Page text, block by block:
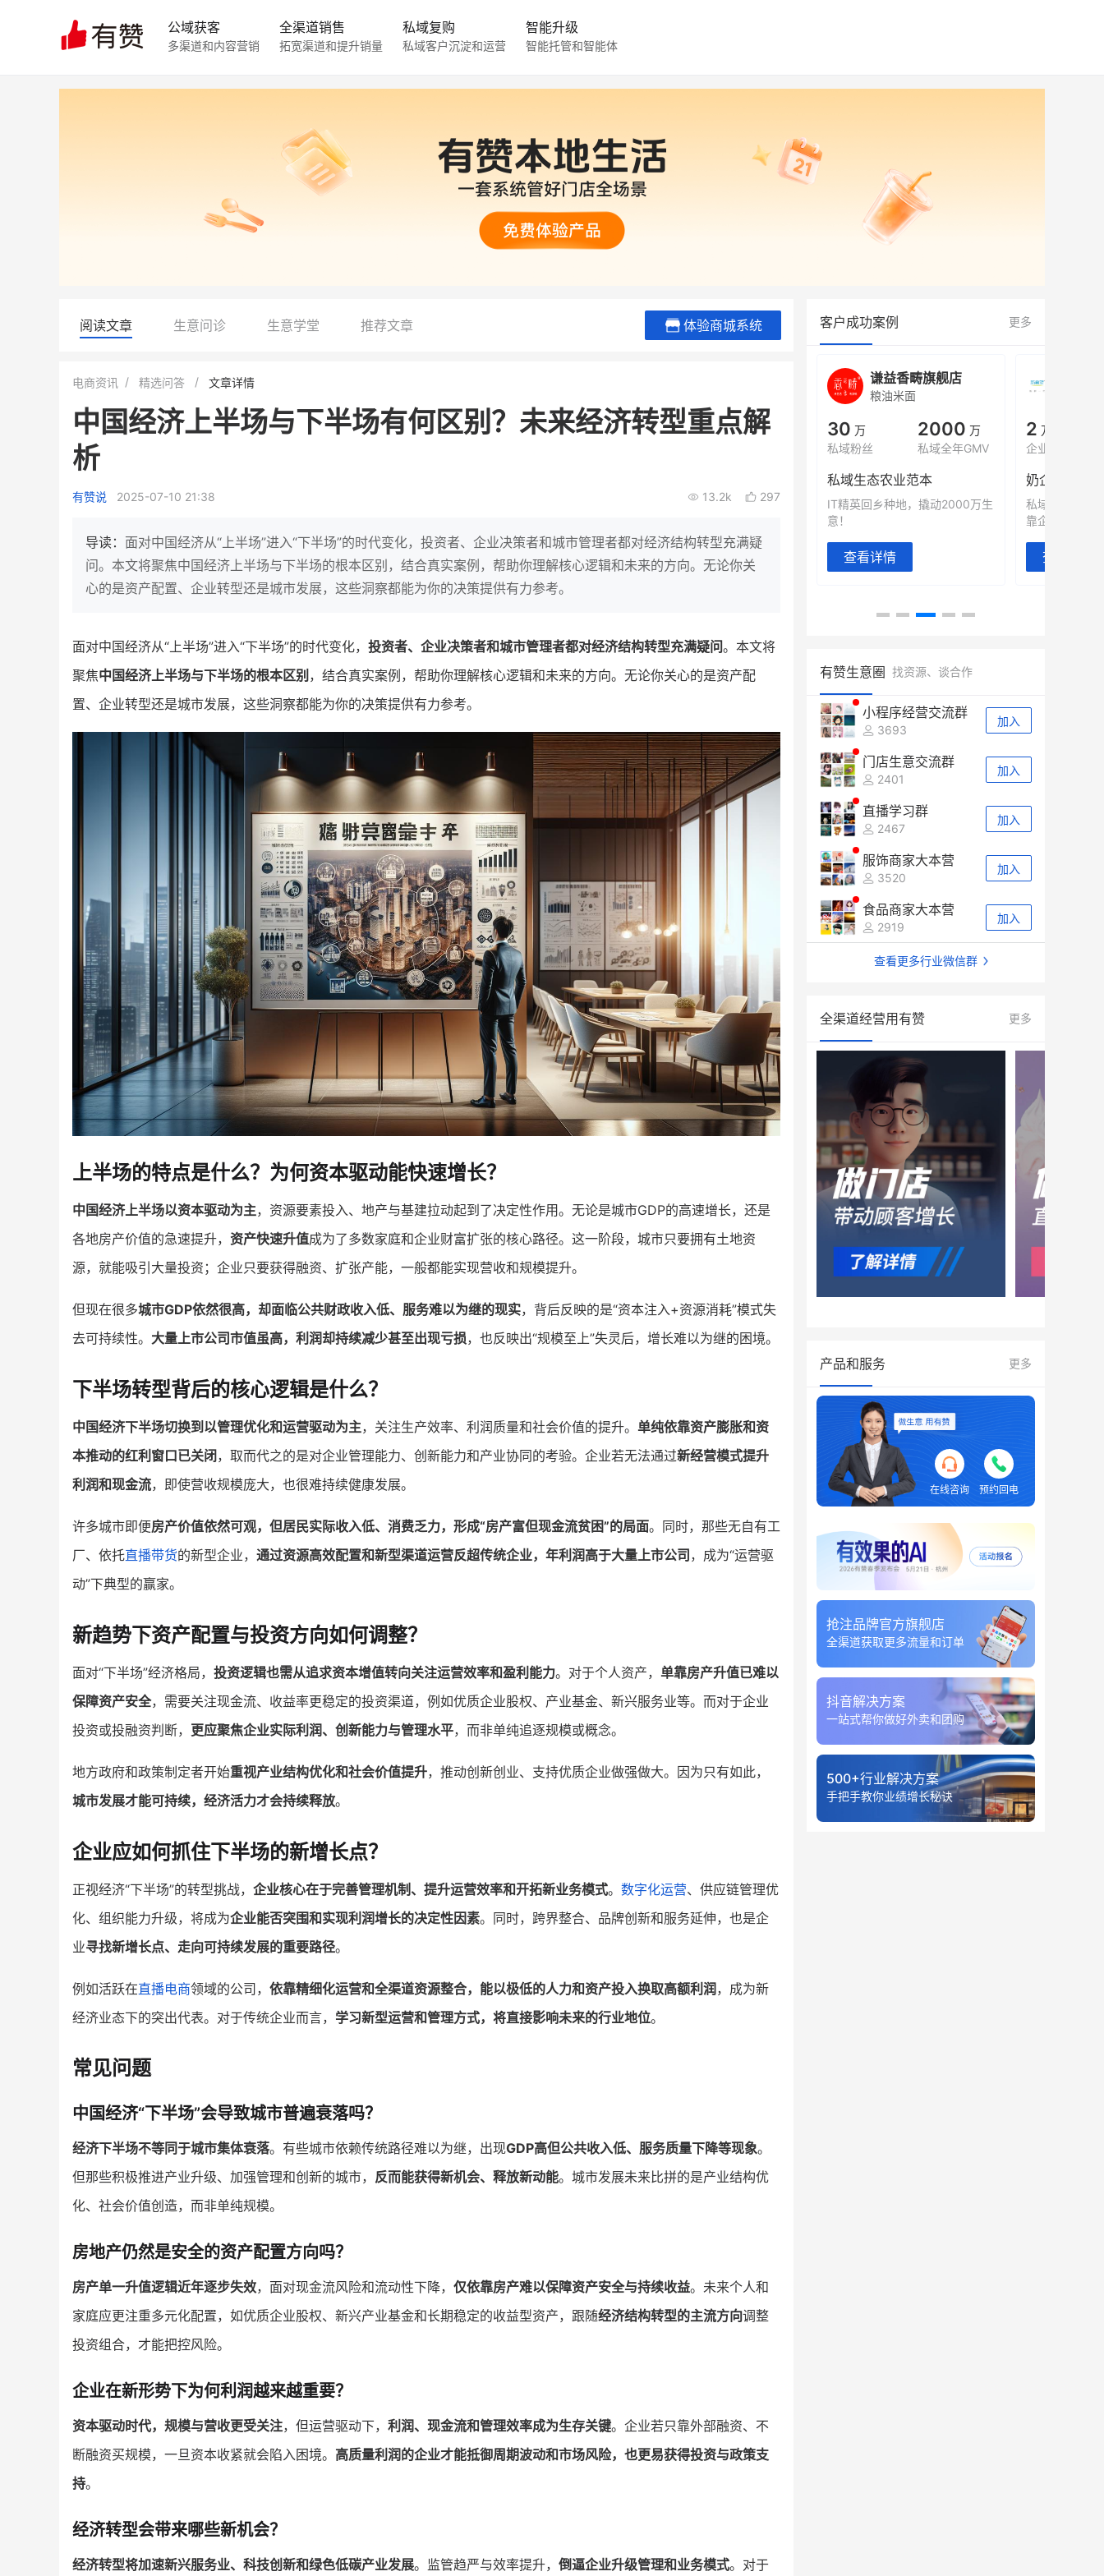
公域获客
多渠道和内容营销
全渠道销售
拓宽渠道和提升销量
私域复购
私域客户沉淀和运营
智能升级
智能托管和智能体
阅读文章 生意问诊 生意学堂 推荐文章 体验商城系统
电商资讯 精选问答 文章详情
中国经济上半场与下半场有何区别？未来经济转型重点解
析
有赞说 2025-07-10 21:38 13.2k 297
导读： 面对中国经济从“上半场”进入“下半场”的时代变化，投资者、企业决策者和城市管理者都对经济结构转型充满疑
问。本文将聚焦中国经济上半场与下半场的根本区别，结合真实案例，帮助你理解核心逻辑和未来的方向。无论你关
心的是资产配置、企业转型还是城市发展，这些洞察都能为你的决策提供有力参考。
面对中国经济从“上半场”进入“下半场”的时代变化， 投资者、企业决策者和城市管理者都对经济结构转型充满疑问。本文将
聚焦中国经济上半场与下半场的根本区别 ，结合真实案例，帮助你理解核心逻辑和未来的方向。无论你关心的是资产配
置、企业转型还是城市发展，这些洞察都能为你的决策提供有力参考。
上半场的特点是什么？为何资本驱动能快速增长？
中国经济上半场以资本驱动为主，资源要素投入、地产与基建拉动起到了决定性作用。无论是城市GDP的高速增长，还是
各地房产价值的急速提升， 资产快速升值成为了多数家庭和企业财富扩张的核心路径。这一阶段，城市只要拥有土地资
源，就能吸引大量投资；企业只要获得融资、扩张产能，一般都能实现营收和规模提升。
但现在很多城市GDP依然很高，却面临公共财政收入低、服务难以为继的现实，背后反映的是“资本注入+资源消耗”模式失
去可持续性。 大量上市公司市值虽高，利润却持续减少甚至出现亏损，也反映出“规模至上”失灵后，增长难以为继的困境。
下半场转型背后的核心逻辑是什么？
中国经济下半场切换到以管理优化和运营驱动为主，关注生产效率、利润质量和社会价值的提升。 单纯依靠资产膨胀和资
本推动的红利窗口已关闭 ，取而代之的是对企业管理能力、创新能力和产业协同的考验。企业若无法通过新经营模式提升
利润和现金流，即使营收规模庞大，也很难持续健康发展。
许多城市即便房产价值依然可观，但居民实际收入低、消费乏力，形成“房产富但现金流贫困”的局面。同时，那些无自有工
厂、依托直播带货的新型企业， 通过资源高效配置和新型渠道运营反超传统企业，年利润高于大量上市公司 ，成为“运营驱
动”下典型的赢家。
新趋势下资产配置与投资方向如何调整？
面对“下半场”经济格局， 投资逻辑也需从追求资本增值转向关注运营效率和盈利能力。对于个人资产， 单靠房产升值已难以
保障资产安全，需要关注现金流、收益率更稳定的投资渠道，例如优质企业股权、产业基金、新兴服务业等。而对于企业
投资或投融资判断， 更应聚焦企业实际利润、创新能力与管理水平，而非单纯追逐规模或概念。
地方政府和政策制定者开始重视产业结构优化和社会价值提升，推动创新创业、支持优质企业做强做大。因为只有如此，
城市发展才能可持续，经济活力才会持续释放。
企业应如何抓住下半场的新增长点？
正视经济“下半场”的转型挑战， 企业核心在于完善管理机制、提升运营效率和开拓新业务模式。 数字化运营、供应链管理优
化、组织能力升级，将成为企业能否突围和实现利润增长的决定性因素。同时，跨界整合、品牌创新和服务延伸，也是企
业寻找新增长点、走向可持续发展的重要路径。
例如活跃在直播电商领域的公司， 依靠精细化运营和全渠道资源整合，能以极低的人力和资产投入换取高额利润，成为新
经济业态下的突出代表。对于传统企业而言， 学习新型运营和管理方式，将直接影响未来的行业地位。
常见问题
中国经济“下半场”会导致城市普遍衰落吗？
经济下半场不等同于城市集体衰落。有些城市依赖传统路径难以为继，出现GDP高但公共收入低、服务质量下降等现象。
但那些积极推进产业升级、加强管理和创新的城市， 反而能获得新机会、释放新动能。城市发展未来比拼的是产业结构优
化、社会价值创造，而非单纯规模。
房地产仍然是安全的资产配置方向吗？
房产单一升值逻辑近年逐步失效，面对现金流风险和流动性下降， 仅依靠房产难以保障资产安全与持续收益。未来个人和
家庭应更注重多元化配置，如优质企业股权、新兴产业基金和长期稳定的收益型资产，跟随经济结构转型的主流方向调整
投资组合，才能把控风险。
企业在新形势下为何利润越来越重要？
资本驱动时代，规模与营收更受关注，但运营驱动下， 利润、现金流和管理效率成为生存关键。企业若只靠外部融资、不
断融资买规模，一旦资本收紧就会陷入困境。 高质量利润的企业才能抵御周期波动和市场风险，也更易获得投资与政策支
持。
经济转型会带来哪些新机会？
经济转型将加速新兴服务业、科技创新和绿色低碳产业发展。监管趋严与效率提升， 倒逼企业升级管理和业务模式。对于
客户成功案例 更多
白帝牛奶旗舰店
900 万
私域样本打法！新希望白帝乳业
查看详情
80% +
7900 万
查看详情
母婴
域如何破局？
查看详情
200 万
200 %
这家女装连锁如何借有赞破局新
查看详情
谦益香畴旗舰店
粮油米面
30 万
私域粉丝
2000 万
私域全年GMV
私域生态农业范本
IT精英回乡种地，撬动2000万生
意！
查看详情
2 万人
奶企靠企业
私域样本打法
靠企业微信实
查看详情
有赞生意圈 找资源、谈合作
小程序经营交流群
3693
加入
门店生意交流群
2401
加入
直播学习群
2467
加入
服饰商家大本营
3520
加入
食品商家大本营
2919
加入
查看更多行业微信群
全渠道经营用有赞 更多
产品和服务 更多
在线咨询 预约回电
抢注品牌官方旗舰店
全渠道获取更多流量和订单
抖音解决方案
一站式帮你做好外卖和团购
500+行业解决方案
手把手教你业绩增长秘诀